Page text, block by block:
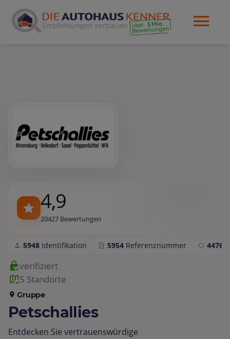
4,9
20427 Bewertungen
5948 Identifikation 5954 Referenznummer 4476
verifiziert
5 Standorte
Gruppe
Petschallies
Entdecken Sie vertrauenswürdige